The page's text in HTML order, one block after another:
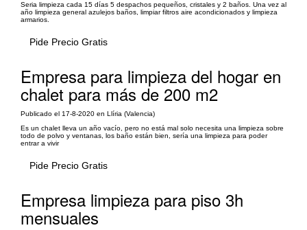
Seria limpieza cada 15 días 5 despachos pequeños, cristales y 2 baños. Una vez al
año limpieza general azulejos baños, limpiar filtros aire acondicionados y limpieza
armarios.
Pide Precio Gratis
Empresa para limpieza del hogar en
chalet para más de 200 m2
Publicado el 17-8-2020 en Llíria (Valencia)
Es un chalet lleva un año vacío, pero no está mal solo necesita una limpieza sobre
todo de polvo y ventanas, los baño están bien, sería una limpieza para poder
entrar a vivir
Pide Precio Gratis
Empresa limpieza para piso 3h
mensuales